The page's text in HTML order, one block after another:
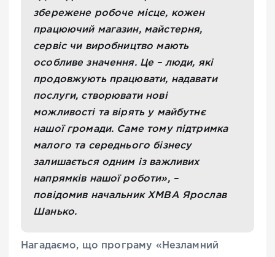
збережене робоче місце, кожен
працюючий магазин, майстерня,
сервіс чи виробництво мають
особливе значення. Це – люди, які
продовжують працювати, надавати
послуги, створювати нові
можливості та вірять у майбутнє
нашої громади. Саме тому підтримка
малого та середнього бізнесу
залишається одним із важливих
напрямків нашої роботи», –
повідомив начальник ХМВА Ярослав
Шанько.
Нагадаємо, що програму «Незламний